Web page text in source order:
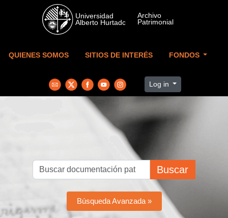
Skip to main content
QUIENES SOMOS SITIOS DE INTERÉS FONDOS
Log in
Buscar
Búsqueda Avanzada »